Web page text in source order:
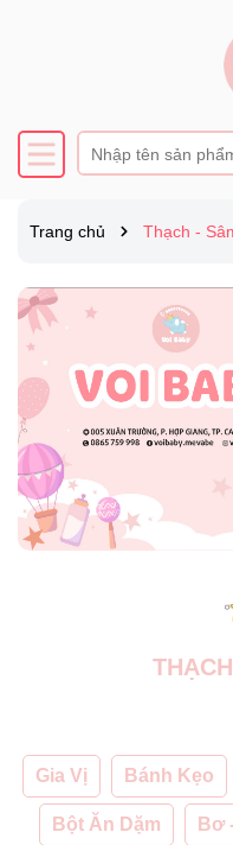
Trang chủ Thạch -
Gia Vị Bánh Kẹo
Bột Ăn Dặm Bơ